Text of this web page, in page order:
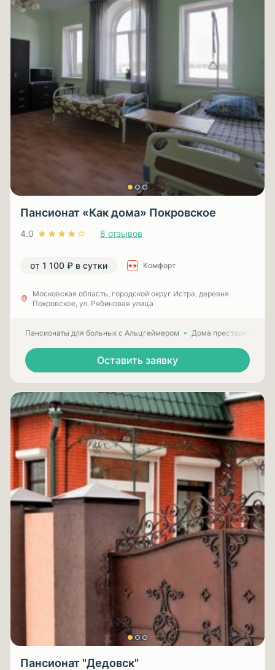
Пансионат «Как дома» Покровское
4.0 8 отзывов
от 1 100 ₽ в сутки Комфорт
Московская область, городской округ Истра, деревня
Покровское, ул. Рябиновая улица
Пансионаты для больных с Альцгеймером Дома престарелых
Оставить заявку
Пансионат "Дедовск"